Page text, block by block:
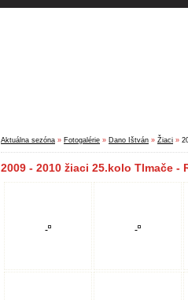
Aktuálna sezóna » Fotogalérie » Dano Ištván » Žiaci »
2009 - 2010 žiaci 25.kolo Tlmače -